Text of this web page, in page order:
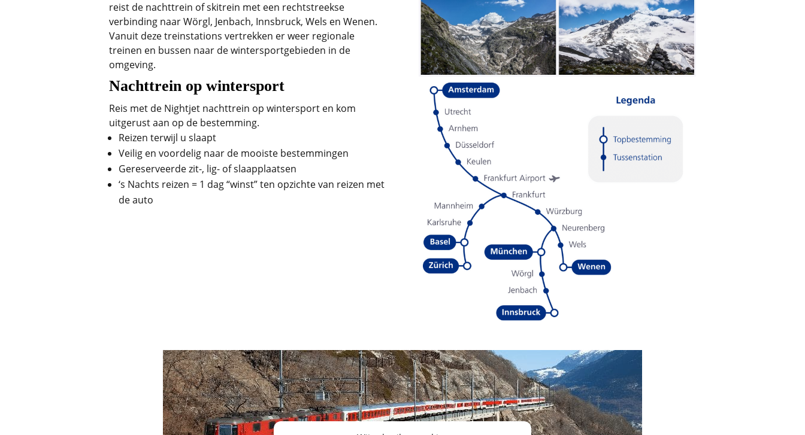
reist de nachttrein of skitrein met een rechtstreekse
verbinding naar Wörgl, Jenbach, Innsbruck, Wels en Wenen.
Vanuit deze treinstations vertrekken er weer regionale
treinen en bussen naar de wintersportgebieden in de
omgeving.
Nachttrein op wintersport
Reis met de Nightjet nachttrein op wintersport en kom
uitgerust aan op de bestemming.
Reizen terwijl u slaapt
Veilig en voordelig naar de mooiste bestemmingen
Gereserveerde zit-, lig- of slaapplaatsen
‘s Nachts reizen = 1 dag “winst” ten opzichte van reizen met
de auto